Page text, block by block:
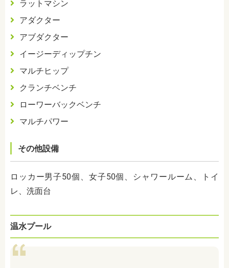
ラットマシン
アダクター
アブダクター
イージーディップチン
マルチヒップ
クランチベンチ
ローワーバックベンチ
マルチパワー
その他設備
ロッカー男子50個、女子50個、シャワールーム、トイ
レ、洗面台
温水プール